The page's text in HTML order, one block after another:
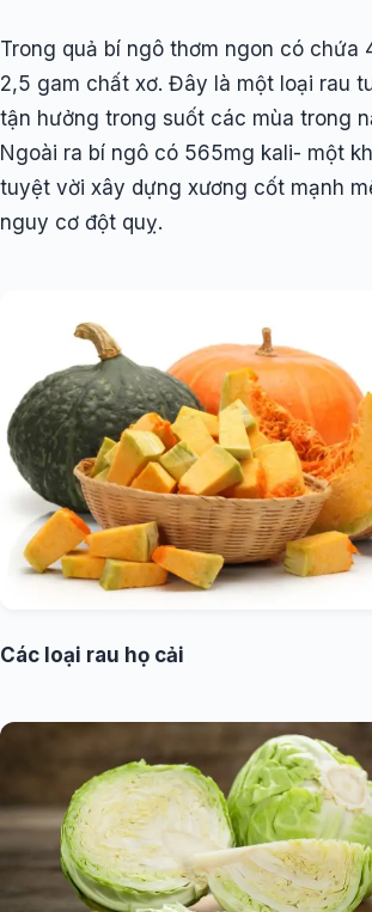
Trong quả bí ngô thơm ngon có chứa
2,5 gam chất xơ. Đây là một loại rau
tận hưởng trong suốt các mùa trong
Ngoài ra bí ngô có 565mg kali- một
tuyệt vời xây dựng xương cốt mạnh
nguy cơ đột quỵ.
Các loại rau họ cải